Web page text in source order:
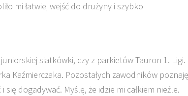
mi łatwiej wejść do drużyny i szybko
siatkówki, czy z parkietów Tauron 1. Ligi.
Kaźmierczaka. Pozostałych zawodników poznaję
dogadywać. Myślę, że idzie mi całkiem nieźle.